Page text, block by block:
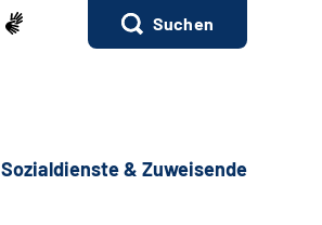
Suchen
Sozialdienste & Zuweisende